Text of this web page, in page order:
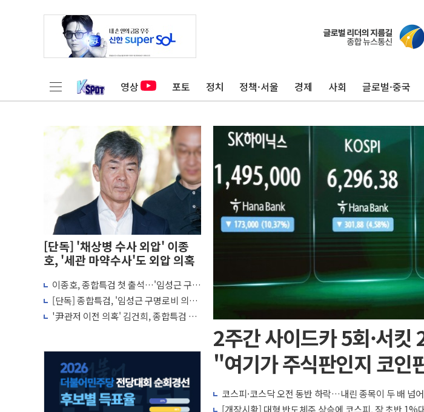
영상 포토 정치 정책·서울 경제 사회 글로벌·중국
[단독] '채상병 수사 외압' 이종
호, '세관 마약수사'도 외압 의혹
이종호, 종합특검 첫 출석…'임성근 구명
로비' 윗선 수사 참고인
[단독] 종합특검, '임성근 구명로비 의혹'
이종호 30일 첫 소환
'尹관저 이전 의혹' 김건희, 종합특검 출
2주간 사이드카 5회·서
"여기가 주식판인지 코인
코스피·코스닥 오전 동반 하락…내린 종목이 두 배 넘어
[개장시황] 대형 반도체주 상승에 코스피, 장 초반 1%